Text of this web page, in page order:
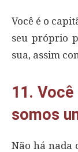
Você é o
seu próprio
sua, assim
11.
somos
Não há nada